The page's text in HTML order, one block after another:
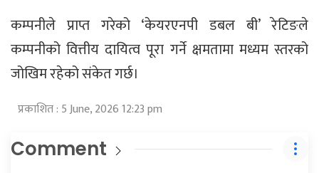
कम्पनीले प्राप्त गरेको ‘केयरएनपी डबल बी’ रेटिङले
कम्पनीको वित्तीय दायित्व पूरा गर्ने क्षमतामा मध्यम स्तरको
जोखिम रहेको संकेत गर्छ।
प्रकाशित : 5 June, 2026 12:23 pm
Comment